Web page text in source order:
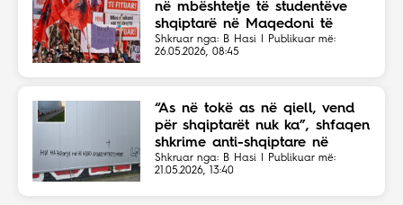
në mbështetje të studentëve
shqiptarë në Maqedoni të
Veriut
Shkruar nga: B Hasi | Publikuar më:
26.05.2026, 08:45
“As në tokë as në qiell, vend
për shqiptarët nuk ka”, shfaqen
shkrime anti-shqiptare në
Shkup
Shkruar nga: B Hasi | Publikuar më:
21.05.2026, 13:40